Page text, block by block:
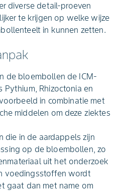
diverse detail-proeven
te krijgen op welke wijze
in kunnen zetten.
de bloembollen de ICM-
Pythium, Rhizoctonia en
in combinatie met
middelen om deze ziektes
die in de aardappels zijn
op de bloembollen, zo
uit het onderzoek
voedingsstoffen wordt
gaat dan met name om